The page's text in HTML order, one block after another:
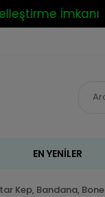
İmkanı
EN YENILER
Kep, Bandana, Bone